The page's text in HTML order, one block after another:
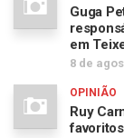
Guga
em
8 de
OPINIÃO
Ruy